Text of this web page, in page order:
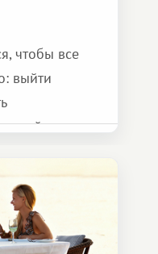
чтобы все
выйти
курорта.